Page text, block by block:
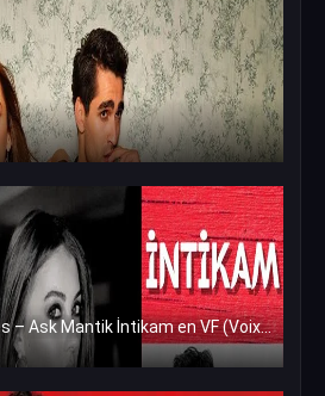
Les Amants Destines – Ask Mantik İntikam en VF (Voix Francaise)